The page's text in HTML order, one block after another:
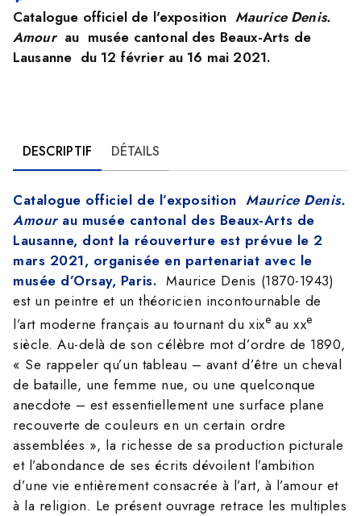
Catalogue officiel de l'exposition Maurice Denis.
Amour au musée cantonal des Beaux-Arts de
Lausanne du 12 février au 16 mai 2021.
DESCRIPTIF DÉTAILS
Catalogue officiel de l’expositionMaurice Denis.
Amour au musée cantonal des Beaux-Arts de
Lausanne, dont la réouverture est prévue le 2
mars 2021, organisée en partenariat avec le
musée d’Orsay, Paris.Maurice Denis (1870-1943)
est un peintre et un théoricien incontournable de
l’art moderne français au tournant du xixe au xxe
siècle. Au-delà de son célèbre mot d’ordre de 1890,
« Se rappeler qu’un tableau – avant d’être un cheval
de bataille, une femme nue, ou une quelconque
anecdote – est essentiellement une surface plane
recouverte de couleurs en un certain ordre
assemblées », la richesse de sa production picturale
et l’abondance de ses écrits dévoilent l’ambition
d’une vie entièrement consacrée à l’art, à l’amour et
à la religion. Le présent ouvrage retrace les multiples